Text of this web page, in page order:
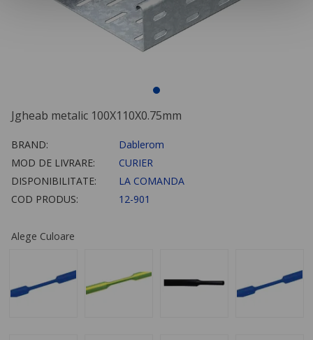
Jgheab metalic 100X110X0.75mm
BRAND:
Dablerom
MOD DE LIVRARE:
CURIER
DISPONIBILITATE:
LA COMANDA
COD PRODUS:
12-901
Alege Culoare